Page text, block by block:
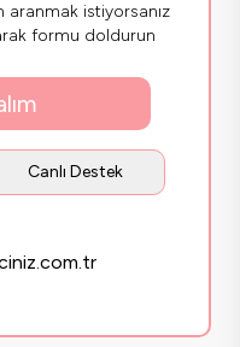
aranmak istiyorsanız
formu doldurun
Canlı Destek